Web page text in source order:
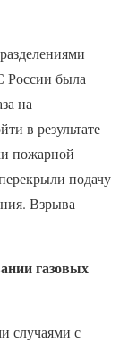
была
на
в результате
пожарной
подачу
Взрыва
газовых
случаями с